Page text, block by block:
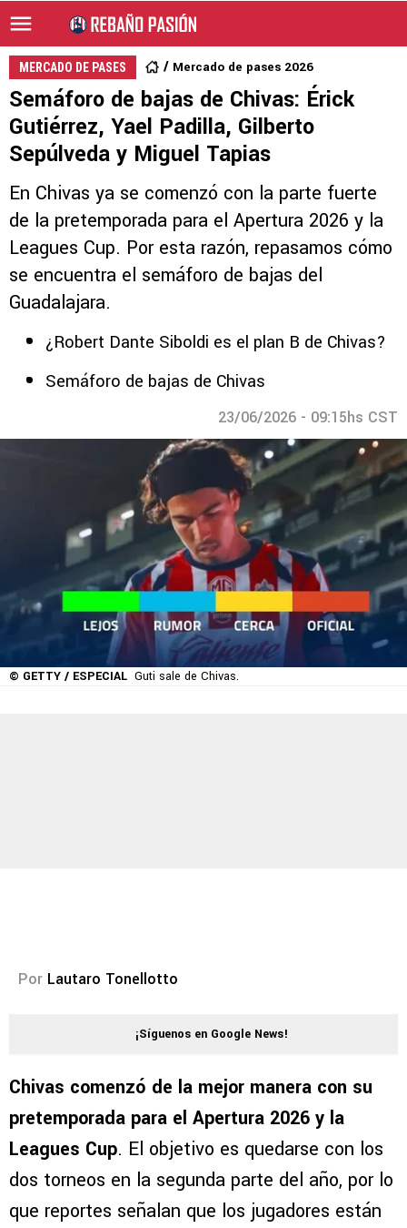
MERCADO DE PASES Mercado de pases 2026
Semáforo de bajas de Chivas: Érick
Gutiérrez, Yael Padilla, Gilberto
Sepúlveda y Miguel Tapias
En Chivas ya se comenzó con la parte fuerte
de la pretemporada para el Apertura 2026 y la
Leagues Cup. Por esta razón, repasamos cómo
se encuentra el semáforo de bajas del
Guadalajara.
¿Robert Dante Siboldi es el plan B de Chivas?
Semáforo de bajas de Chivas
23/06/2026 - 09:15hs CST
© GETTY / ESPECIAL Guti sale de Chivas.
Por Lautaro Tonellotto
¡Síguenos en Google News!
Chivas comenzó de la mejor manera con su
pretemporada para el Apertura 2026 y la
Leagues Cup. El objetivo es quedarse con los
dos torneos en la segunda parte del año, por lo
que reportes señalan que los jugadores están